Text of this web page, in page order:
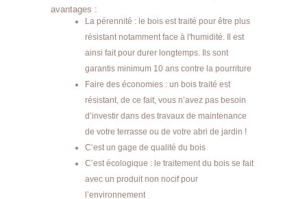
avantages :
La pérennité : le bois est traité pour être plus
résistant notamment face à l'humidité. Il est
ainsi fait pour durer longtemps. Ils sont
garantis minimum 10 ans contre la pourriture
Faire des économies : un bois traité est
résistant, de ce fait, vous n’avez pas besoin
d’investir dans des travaux de maintenance
de votre terrasse ou de votre abri de jardin !
C’est un gage de qualité du bois
C’est écologique : le traitement du bois se fait
avec un produit non nocif pour
l’environnement